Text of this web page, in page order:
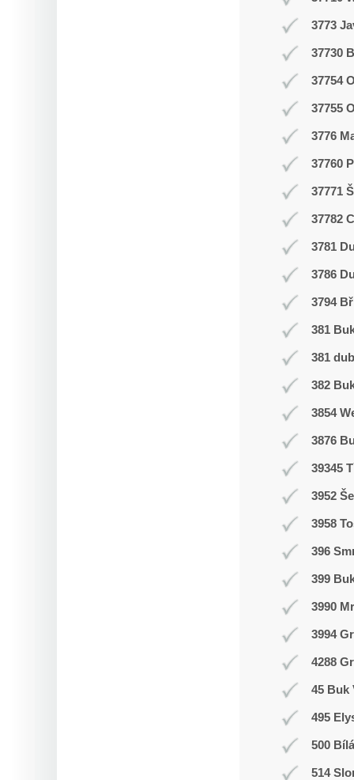
3773
37730
37754
37755
3776
37760
37771
37782
3781
3786
3794
381
381 dub
382
3854
3876
39345
3952
3958
396
399
3990
3994
4288
45 Buk
495
500 Bílá
514